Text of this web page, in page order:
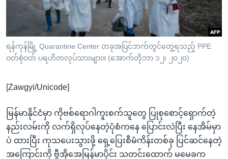
စာမျက်နှာ
ကြည့်
ရန်
ရန်
ကျော်
ရန်
ဗွီအိုအေ လူမှုကွန်ယက်များ
ရန်ကုန်မြို့ Quarantine Center တခုအပြင်ဘက်တွင်တွေ့ရသည့် PPE
ဝတ်စုံဝတ် ပရဟိတလုပ်သားများ။ (အောက်တိုဘာ ၁၂၊ ၂၀၂၀)
[Zawgyi/Unicode]
မြန်မာနိုင်ငံမှာ ကိုဗစ်ရောဂါကူးစက်သူတွေ ပြုစုစောင့်ရှောက်တဲ့
နည်းလမ်းကို လက်ရှိလုပ်နေတဲ့ပုံစံကနေ ပြောင်းလဲပြီး နေအိမ်မှာ
ပဲ ထားပြီး ကုသပေးသွားဖို့ ရှေ့ပြေးစီမံကိန်းတစ်ခု ပြင်ဆင်နေတဲ့
အကြောင်းကို ဗွီအိုအေမြန်မာပိုင်း သတင်းထောက် မမေခက